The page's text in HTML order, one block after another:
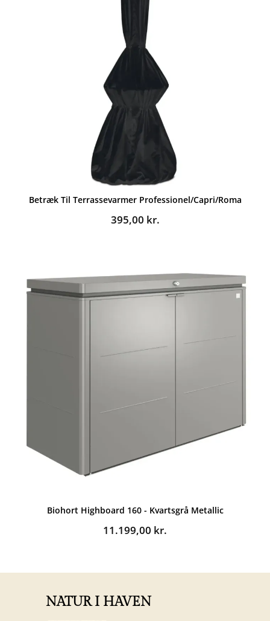
Betræk Til Terrassevarmer Professionel/Capri/Roma
395,00 kr.
Biohort Highboard 160 - Kvartsgrå Metallic
11.199,00 kr.
NATUR I HAVEN